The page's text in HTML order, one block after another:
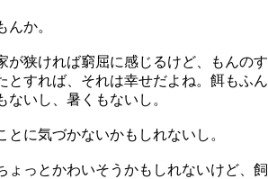
か。
が狭ければ窮屈に感じるけど、もんのす
とすれば、それは幸せだよね。餌もふん
ないし、暑くもないし。
に気づかないかもしれないし。
っとかわいそうかもしれないけど、飼